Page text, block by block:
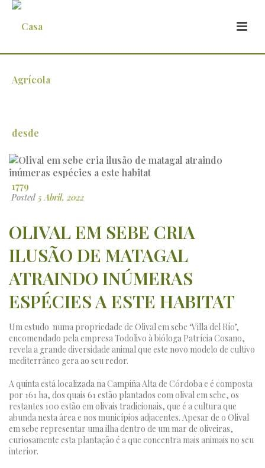
Olival em sebe cria ilusão de matagal
Posted 5 Abril, 2022
OLIVAL EM SEBE CRIA
ILUSÃO DE MATAGAL
ATRAINDO INÚMERAS
ESPÉCIES A ESTE HABITAT
Um estudo numa propriedade de Olival em sebe ‘Villa del Río’,
encomendado pela empresa Todolivo à bióloga Patrícia Cosano,
revela a grande diversidade animal que este novo modelo de cultivo
mediterrâneo gera ao seu redor.
A quinta está localizada na Campiña Alta de Córdoba e é composta
por 161 ha, dos quais 61 estão plantados com olival em sebe, os
restantes 100 estão em olivais tradicionais, que é a cultura que
abunda nesta área e nos municípios adjacentes. Apesar de o Olival
em sebe representar uma ilha dentro de um mar de oliveiras,
curiosamente esta plantação é a que concentra mais animais no seu
interior.